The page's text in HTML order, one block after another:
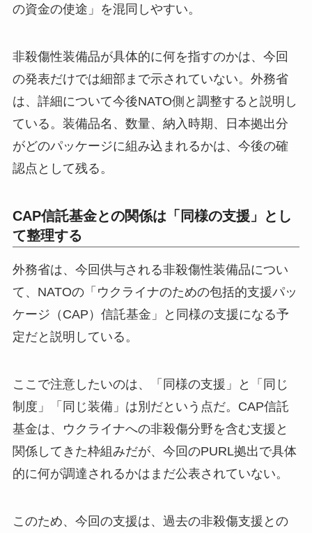
の資金の使途」を混同しやすい。
非殺傷性装備品が具体的に何を指すのかは、今回
の発表だけでは細部まで示されていない。外務省
は、詳細について今後NATO側と調整すると説明し
ている。装備品名、数量、納入時期、日本拠出分
がどのパッケージに組み込まれるかは、今後の確
認点として残る。
CAP信託基金との関係は「同様の支援」とし
て整理する
外務省は、今回供与される非殺傷性装備品につい
て、NATOの「ウクライナのための包括的支援パッ
ケージ（CAP）信託基金」と同様の支援になる予
定だと説明している。
ここで注意したいのは、「同様の支援」と「同じ
制度」「同じ装備」は別だという点だ。CAP信託
基金は、ウクライナへの非殺傷分野を含む支援と
関係してきた枠組みだが、今回のPURL拠出で具体
的に何が調達されるかはまだ公表されていない。
このため、今回の支援は、過去の非殺傷支援との